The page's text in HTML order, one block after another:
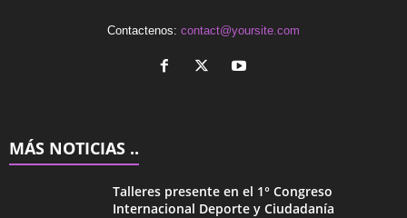
Contactenos: contact@yoursite.com
MÁS NOTICIAS ..
Talleres presente en el 1° Congreso
Internacional Deporte y Ciudadanía